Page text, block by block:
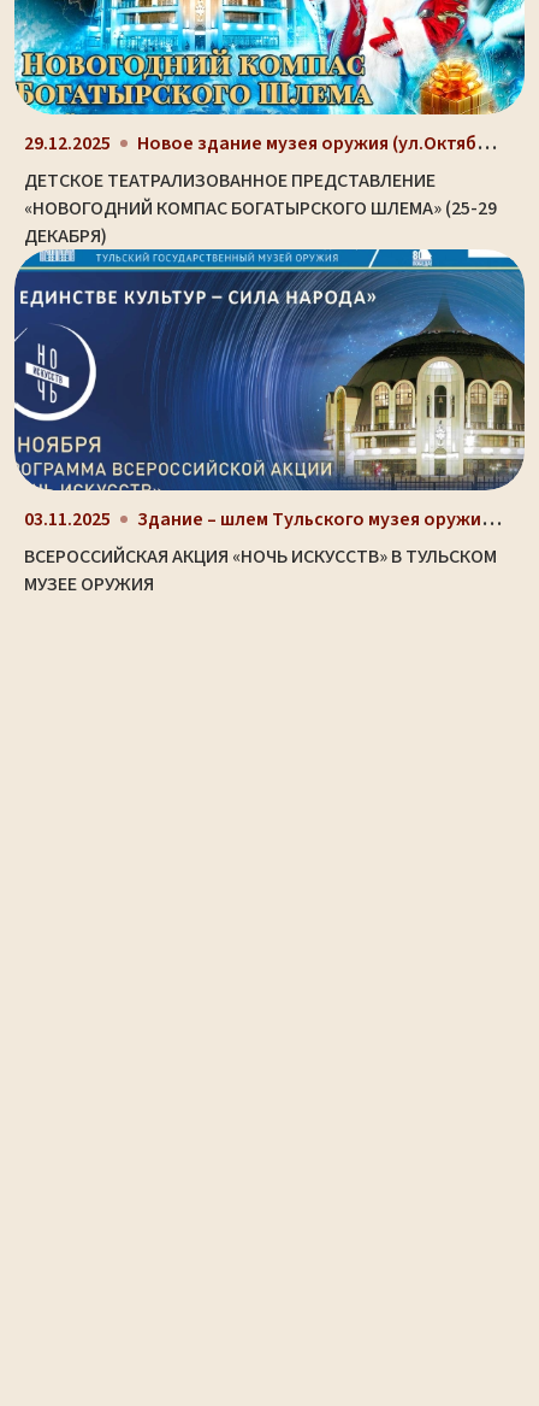
29.12.2025 Новое здание музея оружия (ул.Октябрьская, д. 2)
ДЕТСКОЕ ТЕАТРАЛИЗОВАННОЕ ПРЕДСТАВЛЕНИЕ
«НОВОГОДНИЙ КОМПАС БОГАТЫРСКОГО ШЛЕМА» (25-29
ДЕКАБРЯ)
03.11.2025 Здание – шлем Тульского музея оружия (ул. Октябрьс...
ВСЕРОССИЙСКАЯ АКЦИЯ «НОЧЬ ИСКУССТВ» В ТУЛЬСКОМ
МУЗЕЕ ОРУЖИЯ